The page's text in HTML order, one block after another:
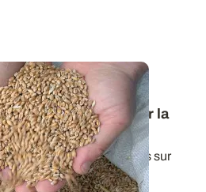
d’automne : des
pour bien démarrer la
à paille
de nos essais conduits sur
dernière...